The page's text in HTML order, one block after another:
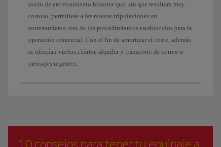
avión de entrenamiento bimotor que, sin que resultara muy
costoso, permitiese a las nuevas tripulaciones un
entrenamiento real de los procedimientos establecidos para la
operación comercial. Con el fin de amortizar el coste, además
se ofrecían vuelos chárter, alquiler y transporte de correo o
mensajes urgentes.
10 consejos para tener tu equipaje a